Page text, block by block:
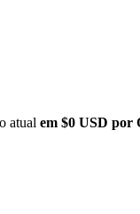
atual em $0 USD por